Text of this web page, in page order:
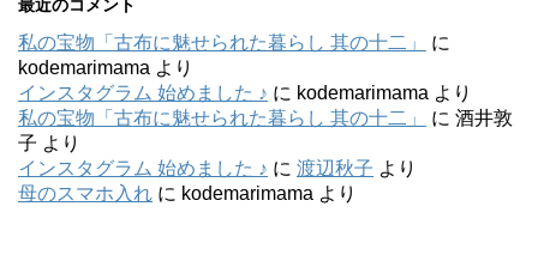
最近のコメント
私の宝物「古布に魅せられた暮らし 其の十二」
に
kodemarimama より
インスタグラム 始めました ♪ に kodemarimama より
私の宝物「古布に魅せられた暮らし 其の十二」
に 酒井敦
子 より
インスタグラム 始めました ♪ に 渡辺秋子 より
母のスマホ入れ に kodemarimama より